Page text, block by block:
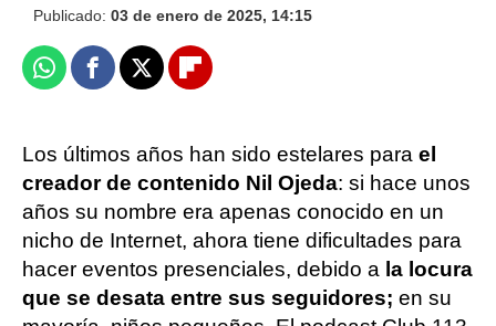
Publicado: 03 de enero de 2025, 14:15
WhatsappFacebook
X Flipboard
Los últimos años han sido estelares para el
creador de contenido Nil Ojeda: si hace unos
años su nombre era apenas conocido en un
nicho de Internet, ahora tiene dificultades para
hacer eventos presenciales, debido a la locura
que se desata entre sus seguidores; en su